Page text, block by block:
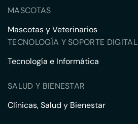
MASCOTAS
Mascotas y Veterinarios
TECNOLOGÍA Y SOPORTE DIGITAL
Tecnología e Informática
SALUD Y BIENESTAR
Clínicas, Salud y Bienestar